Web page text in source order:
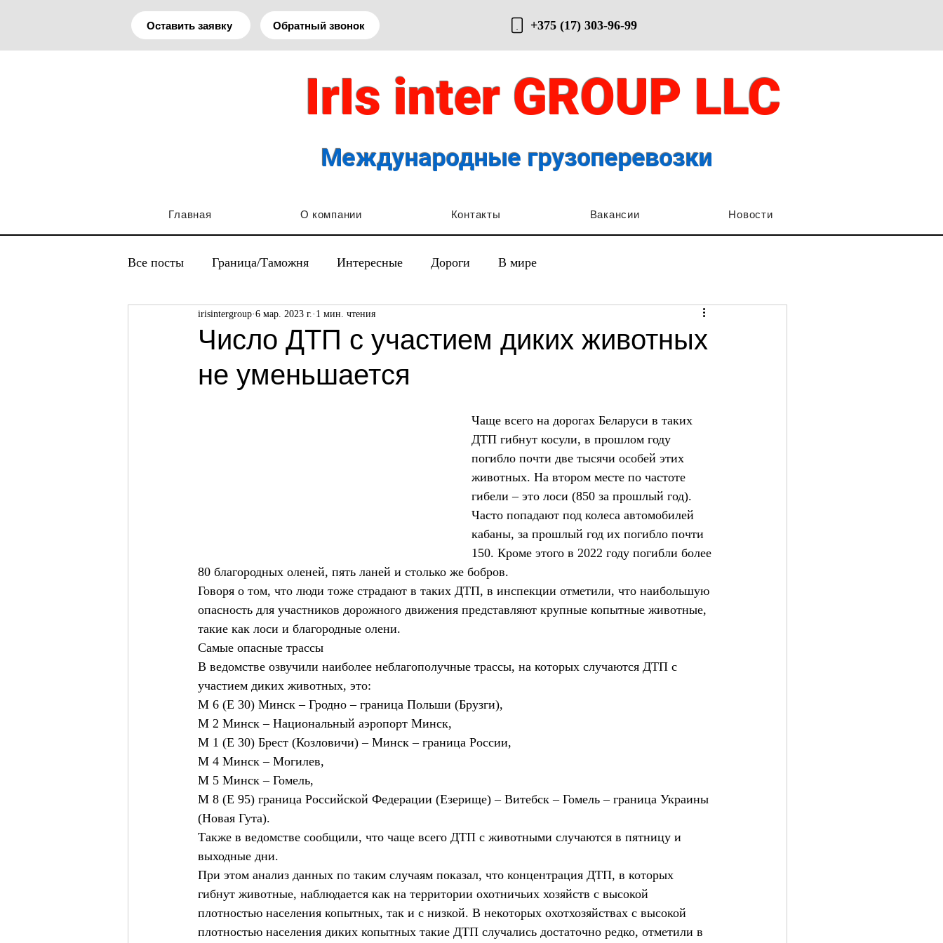
Оставить заявку Обратный звонок +375 (17) 303-96-99
IrIs inter GROUP LLC
Международные грузоперевозки
Главная О компании Контакты Вакансии Новости
Все посты Граница/Таможня Интересные Дороги В мире
Число ДТП с участием диких животных
не уменьшается
irisintergroup 6 мар. 2023 г. 1 мин. чтения
Чаще всего на дорогах Беларуси в таких
ДТП гибнут косули, в прошлом году
погибло почти две тысячи особей этих
животных. На втором месте по частоте
гибели – это лоси (850 за прошлый год).
Часто попадают под колеса автомобилей
кабаны, за прошлый год их погибло почти
150. Кроме этого в 2022 году погибли более
80 благородных оленей, пять ланей и столько же бобров.
Говоря о том, что люди тоже страдают в таких ДТП, в инспекции отметили, что наибольшую
опасность для участников дорожного движения представляют крупные копытные животные,
такие как лоси и благородные олени.
Самые опасные трассы
В ведомстве озвучили наиболее неблагополучные трассы, на которых случаются ДТП с
участием диких животных, это:
М 6 (Е 30) Минск – Гродно – граница Польши (Брузги),
М 2 Минск – Национальный аэропорт Минск,
М 1 (Е 30) Брест (Козловичи) – Минск – граница России,
М 4 Минск – Могилев,
М 5 Минск – Гомель,
М 8 (Е 95) граница Российской Федерации (Езерище) – Витебск – Гомель – граница Украины
(Новая Гута).
Также в ведомстве сообщили, что чаще всего ДТП с животными случаются в пятницу и
выходные дни.
При этом анализ данных по таким случаям показал, что концентрация ДТП, в которых
гибнут животные, наблюдается как на территории охотничьих хозяйств с высокой
плотностью населения копытных, так и с низкой. В некоторых охотхозяйствах с высокой
плотностью населения диких копытных такие ДТП случались достаточно редко, отметили в